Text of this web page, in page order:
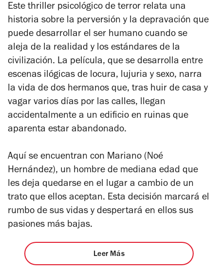
Este thriller psicológico de terror relata una
historia sobre la perversión y la depravación que
puede desarrollar el ser humano cuando se
aleja de la realidad y los estándares de la
civilización. La película, que se desarrolla entre
escenas ilógicas de locura, lujuria y sexo, narra
la vida de dos hermanos que, tras huir de casa y
vagar varios días por las calles, llegan
accidentalmente a un edificio en ruinas que
aparenta estar abandonado.
Aquí se encuentran con Mariano (Noé
Hernández), un hombre de mediana edad que
les deja quedarse en el lugar a cambio de un
trato que ellos aceptan. Esta decisión marcará el
rumbo de sus vidas y despertará en ellos sus
pasiones más bajas.
Leer Más